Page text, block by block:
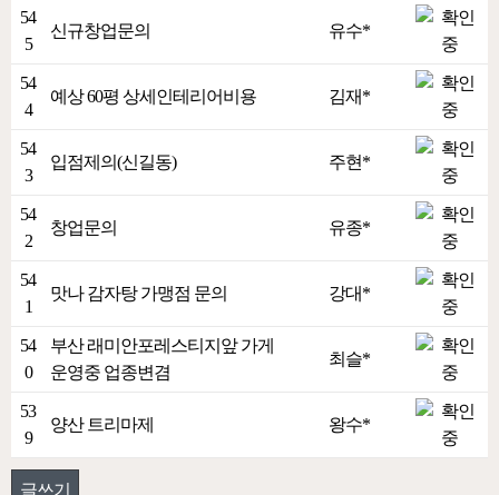
54
5
신규창업문의 유수*
54
4
예상 60평 상세인테리어비용 김재*
54
3
입점제의(신길동) 주현*
54
2
창업문의 유종*
54
1
맛나 감자탕 가맹점 문의 강대*
54
0
부산 래미안포레스티지앞 가게
운영중 업종변겸
최슬*
53
9
양산 트리마제 왕수*
글쓰기